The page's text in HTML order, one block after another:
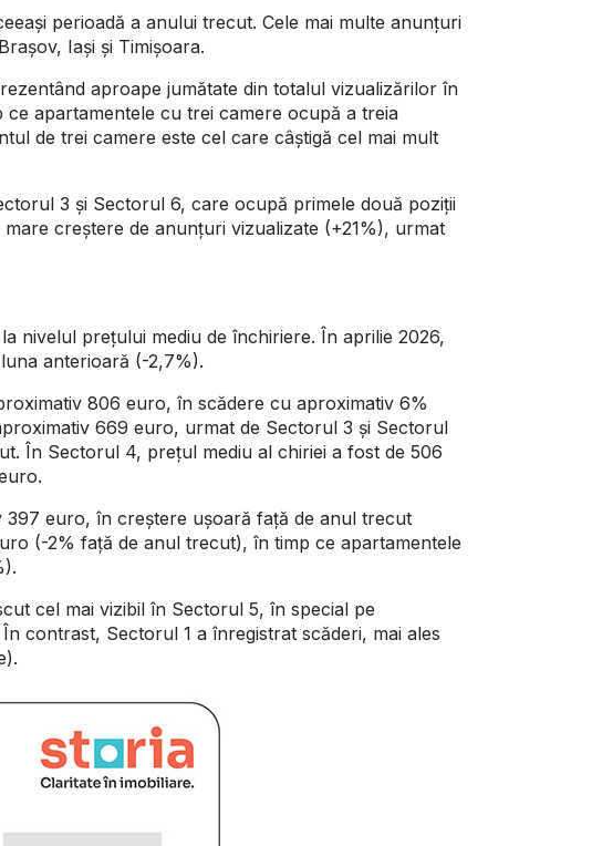
perioadă a anului trecut. Cele mai multe anunțuri
Iași și Timișoara.
aproape jumătate din totalul vizualizărilor în
apartamentele cu trei camere ocupă a treia
de trei camere este cel care câștigă cel mai mult
3 și Sectorul 6, care ocupă primele două poziții
creștere de anunțuri vizualizate (+21%), urmat
nivelul prețului mediu de închiriere. În aprilie 2026,
anterioară (-2,7%).
806 euro, în scădere cu aproximativ 6%
669 euro, urmat de Sectorul 3 și Sectorul
În Sectorul 4, prețul mediu al chiriei a fost de 506
euro, în creștere ușoară față de anul trecut
(-2% față de anul trecut), în timp ce apartamentele
cel mai vizibil în Sectorul 5, în special pe
contrast, Sectorul 1 a înregistrat scăderi, mai ales